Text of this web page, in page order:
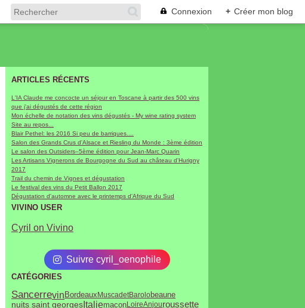
Connexion + Créer mon blog
ARTICLES RÉCENTS
L'IA Claude me concocte un séjour en Toscane à partir des 500 vins
que j'ai dégustés de cette région
Mon échelle de notation des vins dégustés - My wine rating system
Site au repos...
Blair Pethel: les 2016 Si peu de barriques....
Salon des Grands Crus d'Alsace et Riesling du Monde : 3ème édition
Le salon des Outsiders–5ème édition pour Jean-Marc Quarin
Les Artisans Vignerons de Bourgogne du Sud au château d'Hurigny
2017
Trail du chemin de Vignes et dégustation
Le festival des vins du Petit Ballon 2017
Dégustation d'automne avec le printemps d'Afrique du Sud
VIVINO USER
Cyril on Vivino
Suivre cyril_oenophile
CATÉGORIES
Sancerrevin Bordeaux MuscadetBarolobeaune
nuits saint georgesItaliemaconLoireAnjouroussette